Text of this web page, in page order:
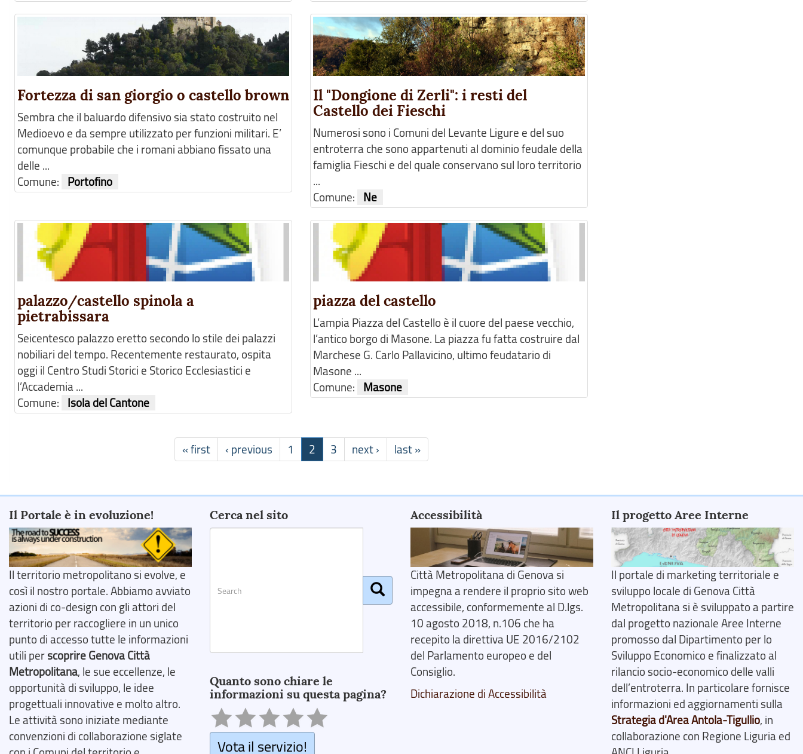
Fortezza di san giorgio o castello brown
Sembra che il baluardo difensivo sia stato costruito nel
Medioevo e da sempre utilizzato per funzioni militari. E’
comunque probabile che i romani abbiano fissato una
delle ...
Comune:
Portofino
Il "Dongione di Zerli": i resti del
Castello dei Fieschi
Numerosi sono i Comuni del Levante Ligure e del suo
entroterra che sono appartenuti al dominio feudale della
famiglia Fieschi e del quale conservano sul loro territorio
...
Comune:
Ne
palazzo/castello spinola a
pietrabissara
Seicentesco palazzo eretto secondo lo stile dei palazzi
nobiliari del tempo. Recentemente restaurato, ospita
oggi il Centro Studi Storici e Storico Ecclesiastici e
l’Accademia ...
Comune:
Isola del Cantone
piazza del castello
L’ampia Piazza del Castello è il cuore del paese vecchio,
l’antico borgo di Masone. La piazza fu fatta costruire dal
Marchese G. Carlo Pallavicino, ultimo feudatario di
Masone ...
Comune:
Masone
« first ‹ previous 1 2 3 next › last »
Il Portale è in evoluzione!
Il territorio metropolitano si evolve, e
così il nostro portale. Abbiamo avviato
azioni di co-design con gli attori del
territorio per raccogliere in un unico
punto di accesso tutte le informazioni
utili perscoprire Genova Città
Metropolitana, le sue eccellenze, le
opportunità di sviluppo, le idee
progettuali innovative e molto altro.
Le attività sono iniziate mediante
convenzioni di collaborazione siglate
Cerca nel sito
Quanto sono chiare le
informazioni su questa pagina?
Vota il servizio!
Accessibilità
Città Metropolitana di Genova si
impegna a rendere il proprio sito web
accessibile, conformemente al D.lgs.
10 agosto 2018, n.106 che ha
recepito la direttiva UE 2016/2102
del Parlamento europeo e del
Consiglio.
Dichiarazione di Accessibilità
Il progetto Aree Interne
Il portale di marketing territoriale e
sviluppo locale di Genova Città
Metropolitana si è sviluppato a partire
dal progetto nazionale Aree Interne
promosso dal Dipartimento per lo
Sviluppo Economico e finalizzato al
rilancio socio-economico delle valli
dell’entroterra. In particolare fornisce
informazioni ed aggiornamenti sulla
Strategia d'Area Antola-Tigullio, in
collaborazione con Regione Liguria ed